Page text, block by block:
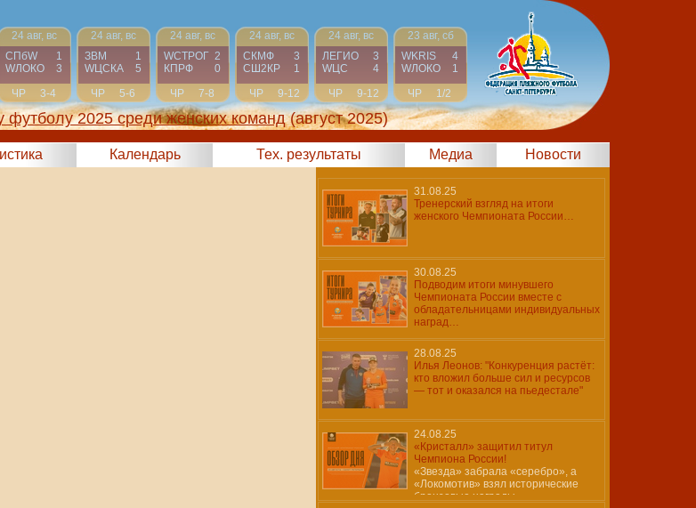
24 авг, вс
СПбW
1
WЛОКО
3
ЧР
3-4
24 авг, вс
ЗВМ
1
WЦСКА
5
ЧР
5-6
24 авг, вс
WCТРОГ 2
КПРФ
0
ЧР
7-8
24 авг, вс
СКМФ
3
СШ2КР
1
ЧР
9-12
24 авг, вс
ЛЕГИО
3
WЦС
4
ЧР
9-12
23 авг, сб
WKRIS
4
WЛОКО
1
ЧР
1/2
2025 среди женских команд (август 2025)
Календарь Тех. результаты Медиа Новости
31.08.25
Тренерский взгляд на итоги
женского Чемпионата России…
30.08.25
Подводим итоги минувшего
Чемпионата России вместе с
обладательницами индивидуальных
наград…
28.08.25
Илья Леонов: "Конкуренция растёт:
кто вложил больше сил и ресурсов
— тот и оказался на пьедестале"
24.08.25
«Кристалл» защитил титул
Чемпиона России!
«Звезда» забрала «серебро», а
«Локомотив» взял исторические
бронзовые награды…